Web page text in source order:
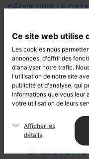
Ce site web utilise
Les cookies nous
annonces, d'offrir des
d'analyser notre trafic.
l'utilisation de notre site
publicité et d'analyse, qui
informations que vous leur
votre utilisation de leurs
Afficher les
détails
DÉCOUVRIR LE
Mises à
Mises à
Les fichiers de
certaines
N’hésitez pas
télécharger
Voir les mises
Logiciel
à